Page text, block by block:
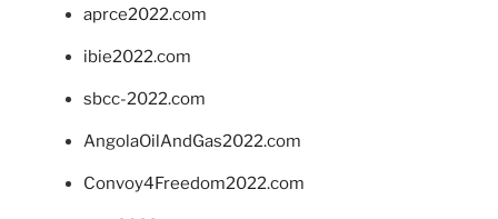
aprce2022.com
ibie2022.com
sbcc-2022.com
AngolaOilAndGas2022.com
Convoy4Freedom2022.com